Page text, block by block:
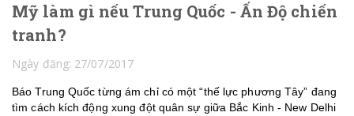
Mỹ làm gì nếu Trung Quốc - Ấn Độ chiến
tranh?
Ngày đăng: 27/07/2017
Báo Trung Quốc từng ám chỉ có một “thế lực phương Tây” đang
tìm cách kích động xung đột quân sự giữa Bắc Kinh - New Delhi